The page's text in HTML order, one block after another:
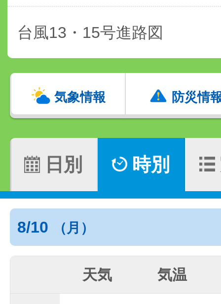
台風13・15号進路図
気象情報 防災情
日別 時別
8/10 （月）
天気 気温